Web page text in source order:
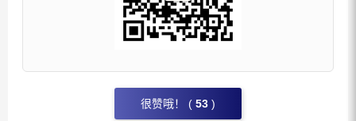
很赞哦！ ( 53 )